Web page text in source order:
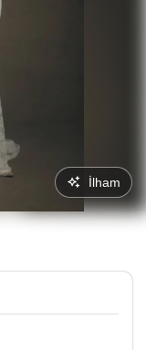
İlham